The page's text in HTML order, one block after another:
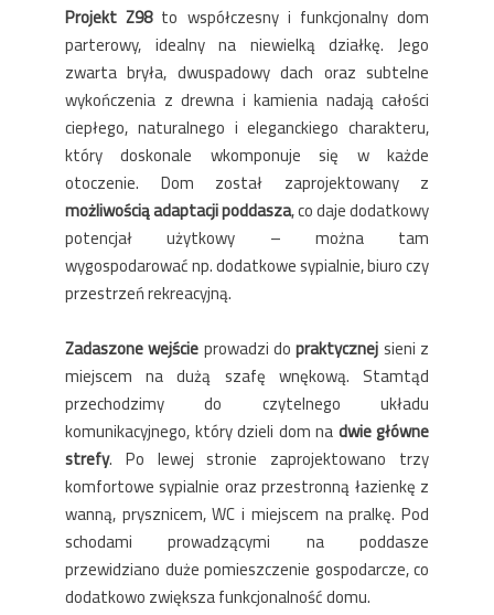
Projekt Z98to współczesny i funkcjonalny dom
parterowy, idealny na niewielką działkę. Jego
zwarta bryła, dwuspadowy dach oraz subtelne
wykończenia z drewna i kamienia nadają całości
ciepłego, naturalnego i eleganckiego charakteru,
który doskonale wkomponuje się w każde
otoczenie. Dom został zaprojektowany z
możliwością adaptacji poddasza, co daje dodatkowy
potencjał użytkowy – można tam
wygospodarować np. dodatkowe sypialnie, biuro czy
przestrzeń rekreacyjną.
Zadaszone wejścieprowadzi dopraktycznejsieni z
miejscem na dużą szafę wnękową. Stamtąd
przechodzimy do czytelnego układu
komunikacyjnego, który dzieli dom nadwie główne
strefy. Po lewej stronie zaprojektowano trzy
komfortowe sypialnie oraz przestronną łazienkę z
wanną, prysznicem, WC i miejscem na pralkę. Pod
schodami prowadzącymi na poddasze
przewidziano duże pomieszczenie gospodarcze, co
dodatkowo zwiększa funkcjonalność domu.